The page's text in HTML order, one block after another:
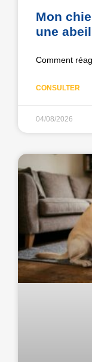
Mon
une
Comment
CONSULTER
04/08/2026